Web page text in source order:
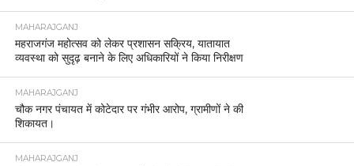
MAHARAJGANJ
महराजगंज महोत्सव को लेकर प्रशासन सक्रिय, यातायात
व्यवस्था को सुदृढ़ बनाने के लिए अधिकारियों ने किया निरीक्षण
MAHARAJGANJ
चौक नगर पंचायत में कोटेदार पर गंभीर आरोप, ग्रामीणों ने की
शिकायत।
MAHARAJGANJ